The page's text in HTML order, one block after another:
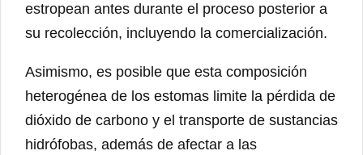
estropean antes durante el proceso posterior a
su recolección, incluyendo la comercialización.
Asimismo, es posible que esta composición
heterogénea de los estomas limite la pérdida de
dióxido de carbono y el transporte de sustancias
hidrófobas, además de afectar a las